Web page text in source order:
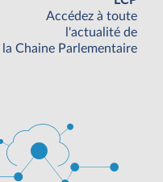
Accédez à toute
l'actualité de
la Chaine Parlementaire